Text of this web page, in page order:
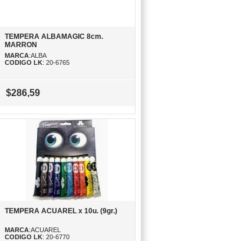
TEMPERA ALBAMAGIC 8cm.
MARRON
MARCA:ALBA
CODIGO LK: 20-6765
$286,59
TEMPERA ACUAREL x 10u. (9gr.)
MARCA:ACUAREL
CODIGO LK: 20-6770